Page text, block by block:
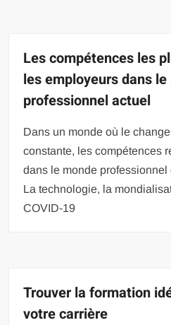
Les compétences les
les employeurs dans
professionnel actuel
Dans un monde où le
constante, les compétences
dans le monde
La technologie, la
COVID-19
Trouver la formation
votre carrière